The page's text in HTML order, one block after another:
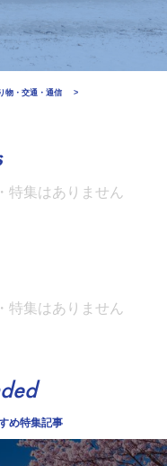
物・交通・通信
特集はありません
特集はありません
め特集記事